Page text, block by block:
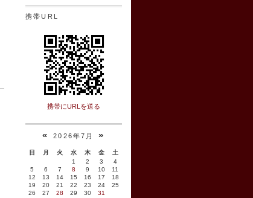
携帯URL
携帯にURLを送る
«2026年7月 »
日 月 火 水 木 金
土
1
2 3
4
5
6 7 8 9 10
11
12
13 14 15 16 17
18
19
20 21 22 23 24
25
26
27 28 29 30 31